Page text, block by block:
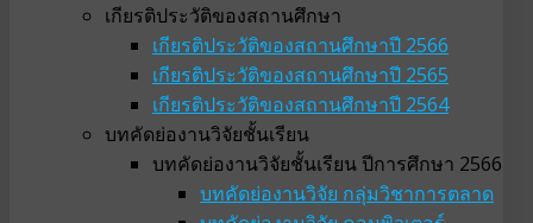
เกียรติประวัติของสถานศึกษา
เกียรติประวัติของสถานศึกษาปี 2566
เกียรติประวัติของสถานศึกษาปี 2565
เกียรติประวัติของสถานศึกษาปี 2564
บทคัดย่องานวิจัยชั้นเรียน
บทคัดย่องานวิจัยชั้นเรียน ปีการศึกษา 2566
บทคัดย่องานวิจัย กลุ่มวิชาการตลาด